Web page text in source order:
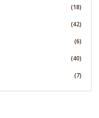
(18)
(42)
(6)
(40)
(7)